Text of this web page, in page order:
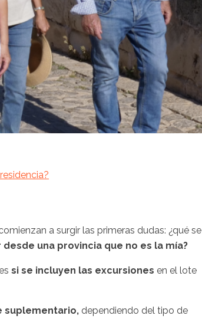
comienzan a surgir las primeras dudas: ¿qué se
desde una provincia que no es la mía?
si se incluyen las excursiones en el lote
suplementario, dependiendo del tipo de